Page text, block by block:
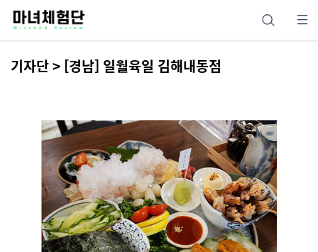
기자단 > [경남] 일월육일 김해내동점